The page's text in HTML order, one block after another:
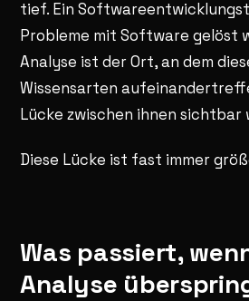
tief. Ein
Probleme mit Software gelöst
Analyse ist der Ort, an dem
Wissensarten
Lücke zwischen ihnen sichtbar
Diese Lücke ist fast immer
Was passiert,
Analyse